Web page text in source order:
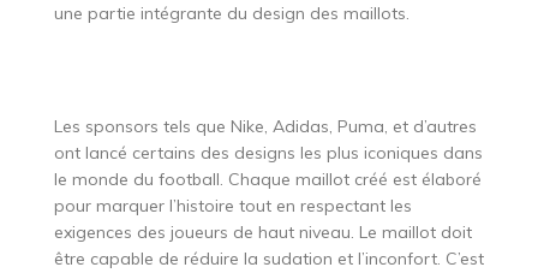
une partie intégrante du design des maillots.
Les sponsors tels que Nike, Adidas, Puma, et d’autres
ont lancé certains des designs les plus iconiques dans
le monde du football. Chaque maillot créé est élaboré
pour marquer l’histoire tout en respectant les
exigences des joueurs de haut niveau. Le maillot doit
être capable de réduire la sudation et l’inconfort. C’est